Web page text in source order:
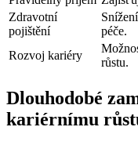
Zdravotní
pojištění
péče.
Rozvoj kariéry
růstu.
Dlouhodobé
kariérnímu